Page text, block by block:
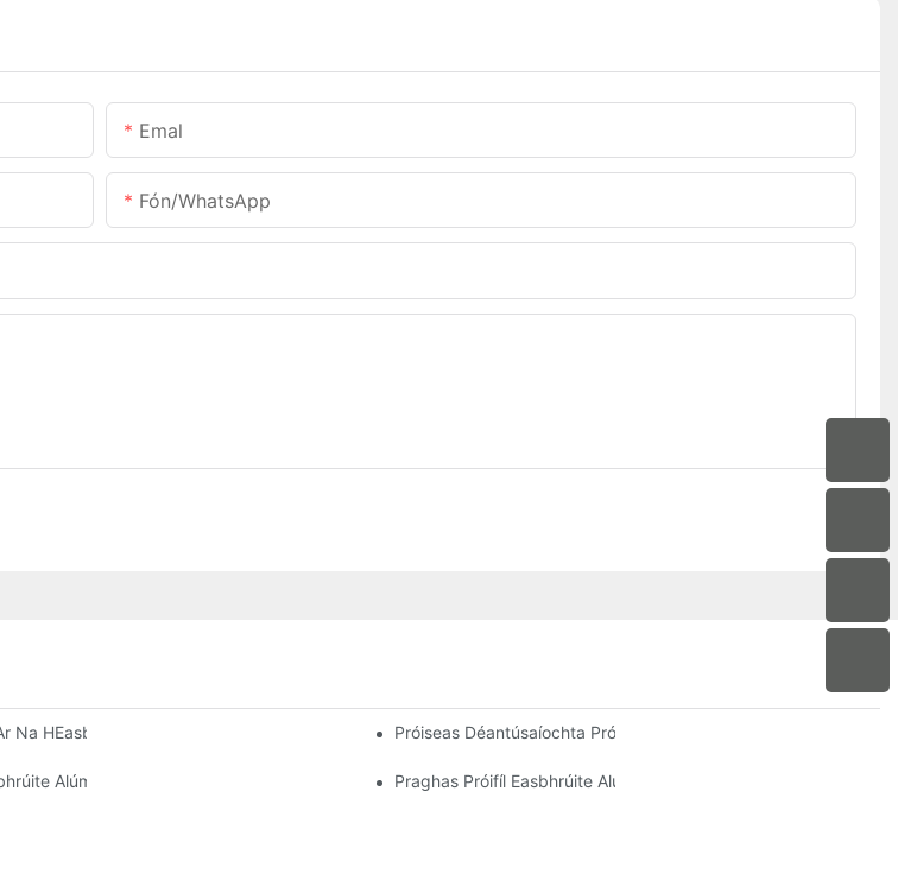
Emal
Fón/WhatsApp
Na HEasbhrúiteáin Alúmanaim Is Fearr Do Sheomraí Gréine Do Cheannaitheoirí Domhanda
Próiseas Déantúsaíochta Próifíl Easbhrúite Alúmanaim
Alúmanaim Ann Praghas Próifíl Easbhrúite Alúmanaim